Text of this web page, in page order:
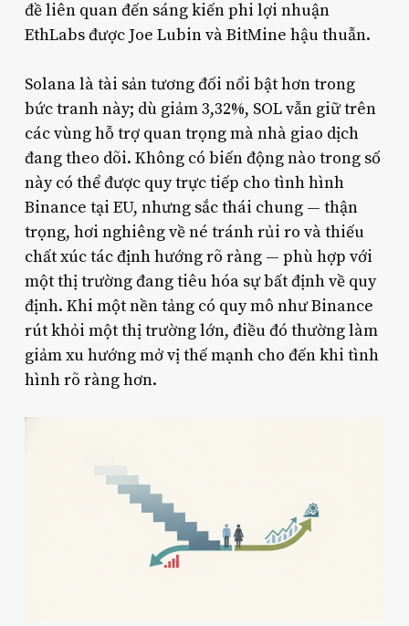
đề liên quan đến sáng kiến phi lợi nhuận
EthLabs được Joe Lubin và BitMine hậu thuẫn.
Solana là tài sản tương đối nổi bật hơn trong
bức tranh này; dù giảm 3,32%, SOL vẫn giữ trên
các vùng hỗ trợ quan trọng mà nhà giao dịch
đang theo dõi. Không có biến động nào trong số
này có thể được quy trực tiếp cho tình hình
Binance tại EU, nhưng sắc thái chung — thận
trọng, hơi nghiêng về né tránh rủi ro và thiếu
chất xúc tác định hướng rõ ràng — phù hợp với
một thị trường đang tiêu hóa sự bất định về quy
định. Khi một nền tảng có quy mô như Binance
rút khỏi một thị trường lớn, điều đó thường làm
giảm xu hướng mở vị thế mạnh cho đến khi tình
hình rõ ràng hơn.